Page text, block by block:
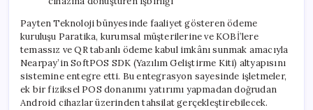
dönüştüren
işbirliği
için
Payten Teknoloji bünyesinde faaliyet gösteren ödeme
kuruluşu Paratika, kurumsal müşterilerine ve KOBİ’lere
temassız ve QR tabanlı ödeme kabul imkânı sunmak amacıyla
Nearpay’in SoftPOS SDK (Yazılım Geliştirme Kiti) altyapısını
sistemine entegre etti. Bu entegrasyon sayesinde işletmeler,
ek bir fiziksel POS donanımı yatırımı yapmadan doğrudan
Android cihazlar üzerinden tahsilat gerçekleştirebilecek.